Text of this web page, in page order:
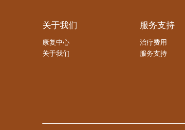
关于我们
康复中心
关于我们
服务支持
治疗费用
服务支持